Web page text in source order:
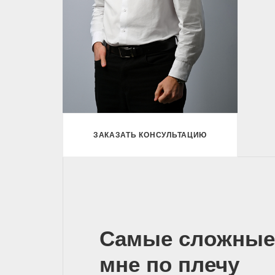
ЗАКАЗАТЬ КОНСУЛЬТАЦИЮ
Самые
мне по плечу